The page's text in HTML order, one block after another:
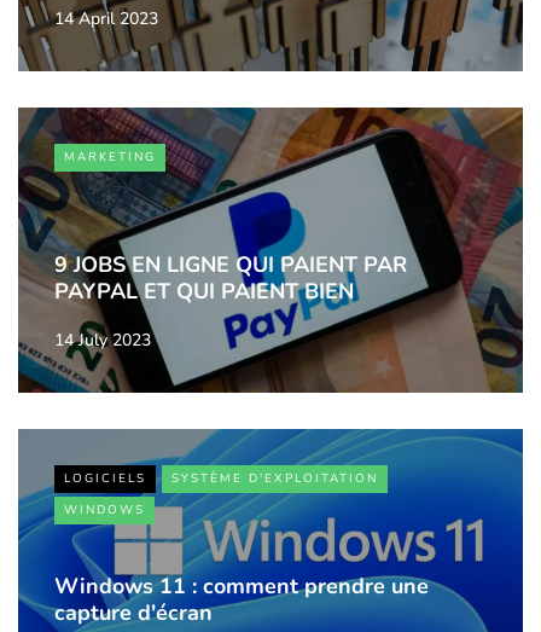
14 April 2023
MARKETING
9 JOBS EN LIGNE QUI PAIENT PAR
PAYPAL ET QUI PAIENT BIEN
14 July 2023
LOGICIELS
SYSTÈME D'EXPLOITATION
WINDOWS
Windows 11 : comment prendre une
capture d'écran